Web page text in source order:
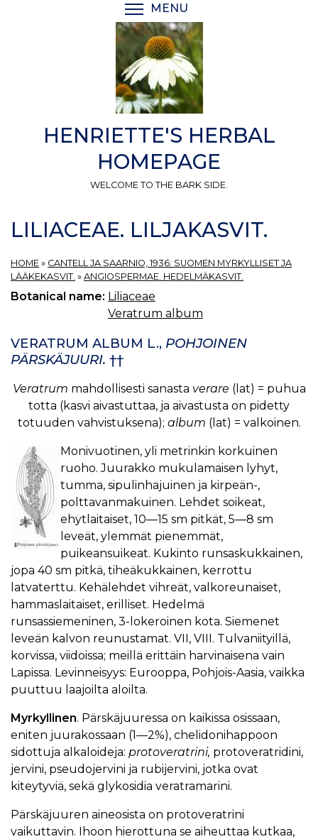
MENU
HENRIETTE'S HERBAL
HOMEPAGE
WELCOME TO THE BARK SIDE.
LILIACEAE. LILJAKASVIT.
HOME » CANTELL JA SAARNIO, 1936: SUOMEN MYRKYLLISET JA
LÄÄKEKASVIT. » ANGIOSPERMAE. HEDELMÄKASVIT.
Botanical name: Liliaceae
Veratrum album
VERATRUM ALBUM L., POHJOINEN
PÄRSKÄJUURI. ††
Veratrum mahdollisesti sanasta verare (lat) = puhua
totta (kasvi aivastuttaa, ja aivastusta on pidetty
totuuden vahvistuksena); album (lat) = valkoinen.
Monivuotinen, yli metrinkin korkuinen
ruoho. Juurakko mukulamaisen lyhyt,
tumma, sipulinhajuinen ja kirpeän-,
polttavanmakuinen. Lehdet soikeat,
ehytlaitaiset, 10—15 sm pitkät, 5—8 sm
leveät, ylemmät pienemmät,
puikeansuikeat. Kukinto runsaskukkainen,
jopa 40 sm pitkä, tiheäkukkainen, kerrottu
latvaterttu. Kehälehdet vihreät, valkoreunaiset,
hammaslaitaiset, erilliset. Hedelmä
runsassiemeninen, 3-lokeroinen kota. Siemenet
leveän kalvon reunustamat. VII, VIII. Tulvaniityillä,
korvissa, viidoissa; meillä erittäin harvinaisena vain
Lapissa. Levinneisyys: Eurooppa, Pohjois-Aasia, vaikka
puuttuu laajoilta aloilta.
Myrkyllinen. Pärskäjuuressa on kaikissa osissaan,
eniten juurakossaan (1—2%), chelidonihappoon
sidottuja alkaloideja: protoveratrini, protoveratridini,
jervini, pseudojervini ja rubijervini, jotka ovat
kiteytyviä, sekä glykosidia veratramarini.
Pärskäjuuren aineosista on protoveratrini
vaikuttavin. Ihoon hierottuna se aiheuttaa kutkaa,